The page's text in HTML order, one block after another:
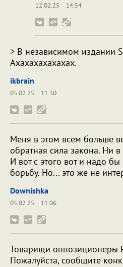
12.02.25
14:54
> В независимом издании
Ахахахахахахах.
ikbrain
05.02.25
11:30
Меня в этом всем больше
обратная сила закона. Ни
И вот с этого вот и надо
борьбу. Но... это же не
Downishka
05.02.25
11:06
Товарищи оппозиционеры
Пожалуйста, сообщите